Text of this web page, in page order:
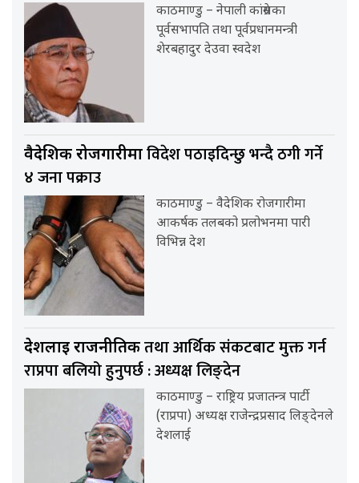
काठमाण्डु – नेपाली कांग्रेसका
पूर्वसभापति तथा पूर्वप्रधानमन्त्री
शेरबहादुर देउवा स्वदेश
वैदेशिक रोजगारीमाविदेश पठाइदिन्छु भन्दै ठगी गर्ने
४ जना पक्राउ
काठमाण्डु – वैदेशिक रोजगारीमा
आकर्षक तलबको प्रलोभनमा पारी
विभिन्न देश
देशलाई राजनीतिकतथा आर्थिक संकटबाट मुक्त गर्न
राप्रपा बलियो हुनुपर्छ : अध्यक्ष लिङ्देन
काठमाण्डु – राष्ट्रिय प्रजातन्त्र पार्टी
(राप्रपा) अध्यक्ष राजेन्द्रप्रसाद लिङ्देनले
देशलाई